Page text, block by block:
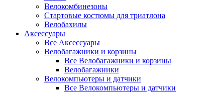
Велокомбинезоны
Стартовые костюмы для триатлона
Велобахилы
Аксессуары
Все Аксессуары
Велобагажники и корзины
Все Велобагажники и корзины
Велобагажники
Велокомпьютеры и датчики
Все Велокомпьютеры и датчики